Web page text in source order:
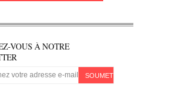
VOUS À NOTRE
SOUMETTRE